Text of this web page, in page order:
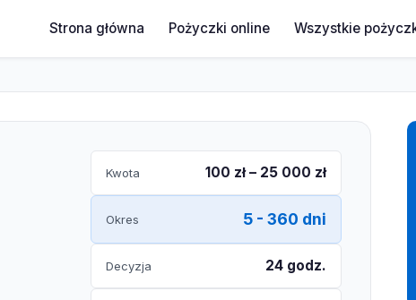
Strona główna Pożyczki online Wszystkie
Kwota 100 zł – 25 000 zł
Okres 5 - 360 dni
Decyzja 24 godz.